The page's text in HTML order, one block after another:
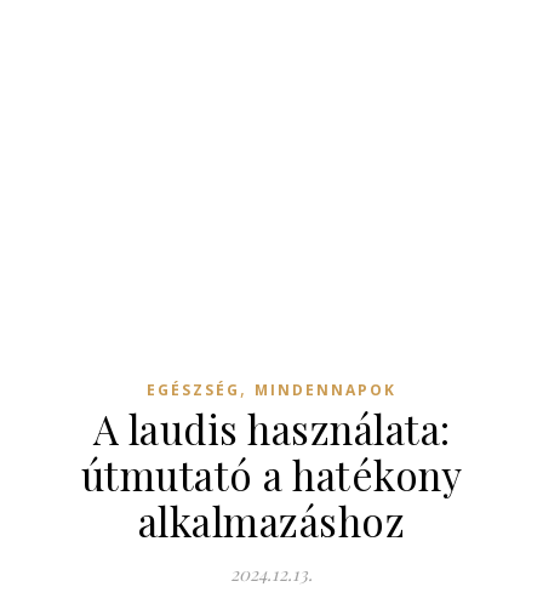
EGÉSZSÉG , MINDENNAPOK
A laudis használata:
útmutató a hatékony
alkalmazáshoz
2024.12.13.